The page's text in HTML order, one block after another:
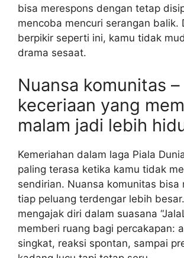
bisa merespons dengan tetap
mencoba mencuri serangan balik.
berpikir seperti ini, kamu tidak
drama sesaat.
Nuansa komunitas –
keceriaan yang
malam jadi lebih
Kemeriahan dalam laga Piala
paling terasa ketika kamu tidak
sendirian. Nuansa komunitas bisa
tiap peluang terdengar lebih
mengajak diri dalam suasana
memberi ruang bagi percakapan:
singkat, reaksi spontan, sampai